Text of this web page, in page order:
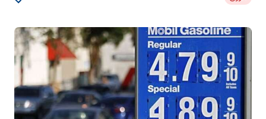
بانک،
و
بیمه
اقتصاد
جهان